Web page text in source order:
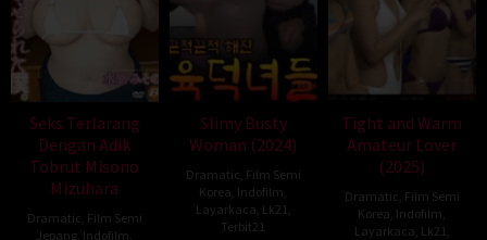
Seks Terlarang
Dengan Adik
Tobrut Misono
Mizuhara
Dramatic Film Semi
Jepang Indofilm
Slimy Busty
Woman (2024)
Dramatic Film Semi
Korea Indofilm
Layarkaca Lk21
Terbit21
Tight and Warm
Amateur Lover
(2025)
Dramatic Film Semi
Korea Indofilm
Layarkaca Lk21